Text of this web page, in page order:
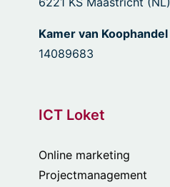
Kamer van Koophandel
14089683
ICT Loket
Online marketing
Projectmanagement